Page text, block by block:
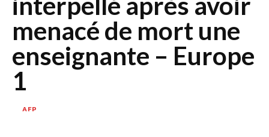
menacé de mort une
enseignante – Europe
1
AFP